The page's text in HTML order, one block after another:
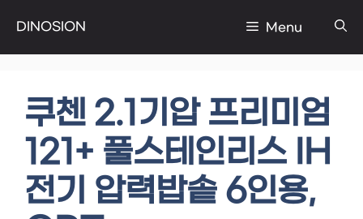
to
DINOSION Menu
쿠첸 2.1기압 프리미엄
121+ 풀스테인리스 IH
전기 압력밥솥 6인용,